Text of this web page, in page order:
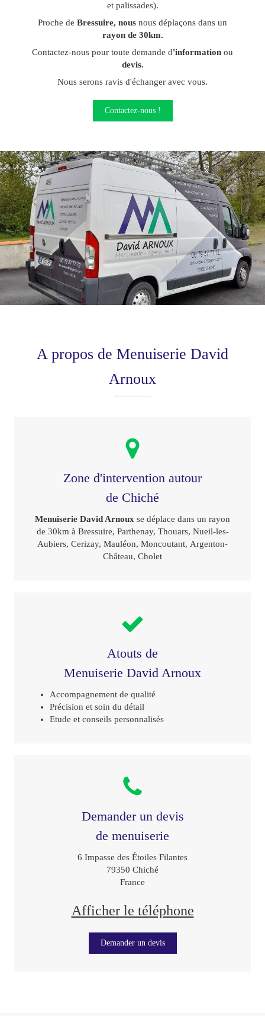
et palissades).
Proche de Bressuire, nous nous déplaçons dans un
rayon de 30km.
Contactez-nous pour toute demande d'information ou
devis.
Nous serons ravis d'échanger avec vous.
Contactez-nous !
A propos de Menuiserie David
Arnoux
Zone d'intervention autour
de Chiché
Menuiserie David Arnoux se déplace dans un rayon
de 30km à Bressuire, Parthenay, Thouars, Nueil-les-
Aubiers, Cerizay, Mauléon, Moncoutant, Argenton-
Château, Cholet
Atouts de
Menuiserie David Arnoux
Accompagnement de qualité
Précision et soin du détail
Etude et conseils personnalisés
Demander un devis
de menuiserie
6 Impasse des Étoiles Filantes
79350 Chiché
France
Afficher le téléphone
Demander un devis